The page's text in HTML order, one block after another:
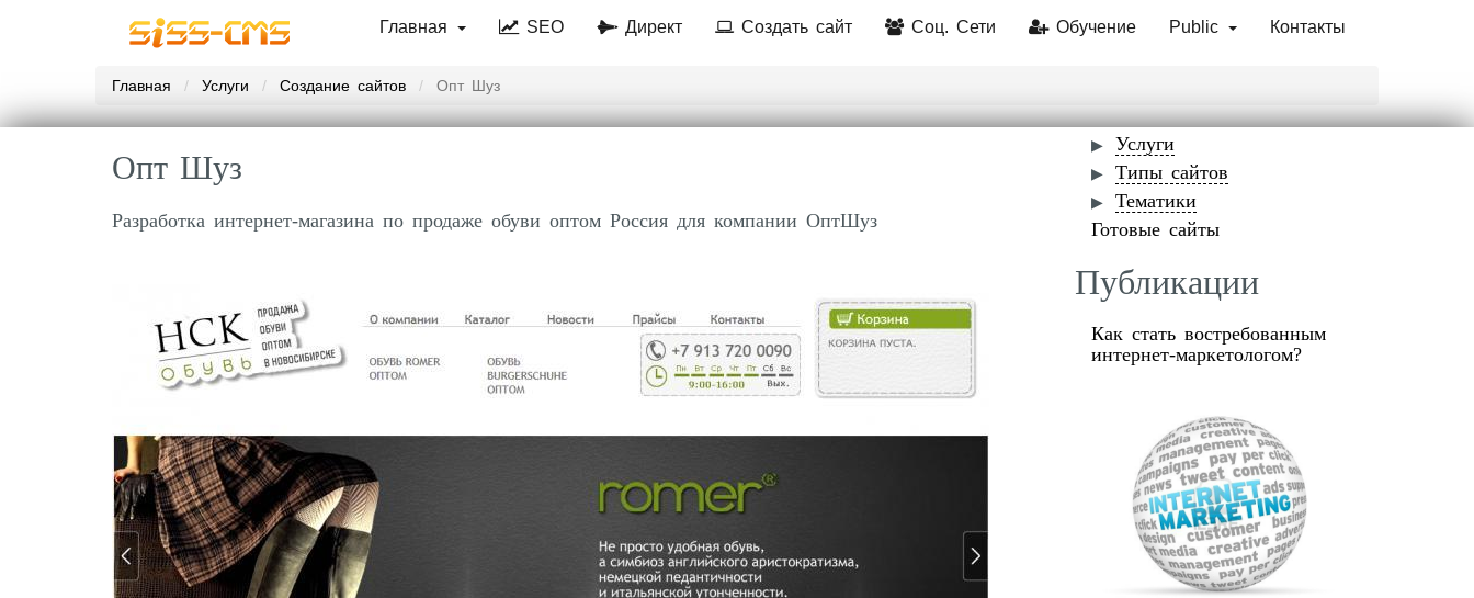
Главная SEO Директ Создать сайт Соц. Сети Обучение Public Контакты
Главная Услуги Создание сайтов Опт Шуз
Опт Шуз
Разработка интернет-магазина по продаже обуви оптом Россия для компании ОптШуз
Услуги
Типы сайтов
Тематики
Готовые сайты
Публикации
Как стать востребованным
интернет-маркетологом?